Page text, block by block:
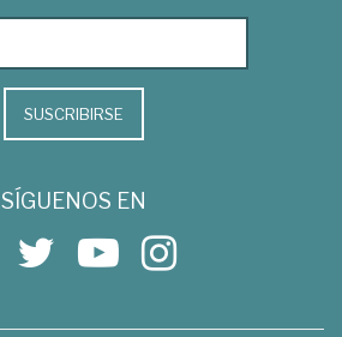
SUSCRIBIRSE
SÍGUENOS EN